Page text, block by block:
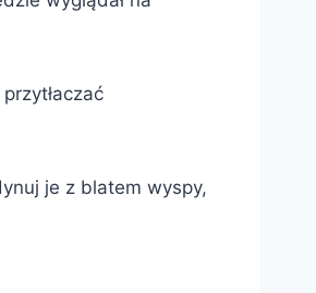
je z blatem wyspy,